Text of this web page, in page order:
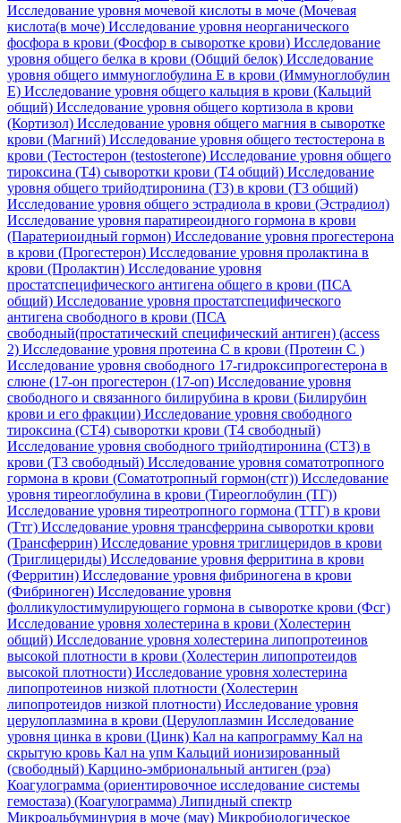
Исследование уровня мочевой кислоты в моче (Мочевая
кислота(в моче) Исследование уровня неорганического
фосфора в крови (Фосфор в сыворотке крови) Исследование
уровня общего белка в крови (Общий белок) Исследование
уровня общего иммуноглобулина E в крови (Иммуноглобулин
Е) Исследование уровня общего кальция в крови (Кальций
общий) Исследование уровня общего кортизола в крови
(Кортизол) Исследование уровня общего магния в сыворотке
крови (Магний) Исследование уровня общего тестостерона в
крови (Тестостерон (testosterone) Исследование уровня общего
тироксина (Т4) сыворотки крови (Т4 общий) Исследование
уровня общего трийодтиронина (Т3) в крови (Т3 общий)
Исследование уровня общего эстрадиола в крови (Эстрадиол)
Исследование уровня паратиреоидного гормона в крови
(Паратериоидный гормон) Исследование уровня прогестерона
в крови (Прогестерон) Исследование уровня пролактина в
крови (Пролактин) Исследование уровня
простатспецифического антигена общего в крови (ПСА
общий) Исследование уровня простатспецифического
антигена свободного в крови (ПСА
свободный(простатический специфический антиген) (access
2) Исследование уровня протеина C в крови (Протеин С )
Исследование уровня свободного 17-гидроксипрогестерона в
слюне (17-он прогестерон (17-оп) Исследование уровня
свободного и связанного билирубина в крови (Билирубин
крови и его фракции) Исследование уровня свободного
тироксина (СТ4) сыворотки крови (Т4 свободный)
Исследование уровня свободного трийодтиронина (СТ3) в
крови (Т3 свободный) Исследование уровня соматотропного
гормона в крови (Соматотропный гормон(стг)) Исследование
уровня тиреоглобулина в крови (Тиреоглобулин (ТГ))
Исследование уровня тиреотропного гормона (ТТГ) в крови
(Ттг) Исследование уровня трансферрина сыворотки крови
(Трансферрин) Исследование уровня триглицеридов в крови
(Триглицериды) Исследование уровня ферритина в крови
(Ферритин) Исследование уровня фибриногена в крови
(Фибриноген) Исследование уровня
фолликулостимулирующего гормона в сыворотке крови (Фсг)
Исследование уровня холестерина в крови (Холестерин
общий) Исследование уровня холестерина липопротеинов
высокой плотности в крови (Холестерин липопротеидов
высокой плотности) Исследование уровня холестерина
липопротеинов низкой плотности (Холестерин
липопротеидов низкой плотности) Исследование уровня
церулоплазмина в крови (Церулоплазмин Исследование
уровня цинка в крови (Цинк) Кал на капрограмму Кал на
скрытую кровь Кал на упм Кальций ионизированный
(свободный) Карцино-эмбриональный антиген (рэа)
Коагулограмма (ориентировочное исследование системы
гемостаза) (Коагулограмма) Липидный спектр
Микроальбуминурия в моче (мау) Микробиологическое